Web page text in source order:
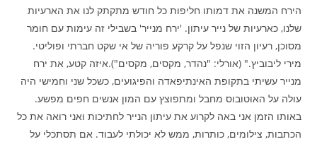
הירח המשנה את דמותו חליפות כל חודש מתקתק לנו את הארעיות
שלנו, כארעיות של נייר עיתון. 'ירח מנייר' בשבילי זה עימות עם חומר
מסוכן, רעיון הזוי שנפל על קרקע פוריה של אי שקט חברתי ופוליטי.
מירי ליבוביץ." (אורלי: "נהדר, מקסים, מקסים").איזה קטע, את ירח
מנייר עשיתי בתקופת האינתיפאדה והפיגועים, כשכל שני וחמישי היה
עולה על האוטובוס מחבל ומתפוצץ עם המון אנשים חפים מפשע.
באותו הזמן אני באה לקרוע את עיתון הנייר לחתיכות ואני רואה את כל
הכתבות, צילומים, כותרות, ממש לא יכולתי לעבוד. אם תסתכלי על